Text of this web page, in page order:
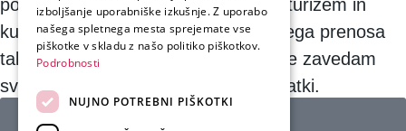
podatke hrani in obdeluje Odbor za turizem in
kulturo Kranj za namene elektronskega prenosa
takih informacij. Potrjujem tudi, da se zavedam
svojih pravic v zvezi z osebnimi podatki.
GERMAN
ITALIAN
izboljšanje uporabniške izkušnje. Z uporabo
našega spletnega mesta sprejemate vse
piškotke v skladu z našo politiko piškotkov.
Podrobnosti
NUJNO POTREBNI PIŠKOTKI